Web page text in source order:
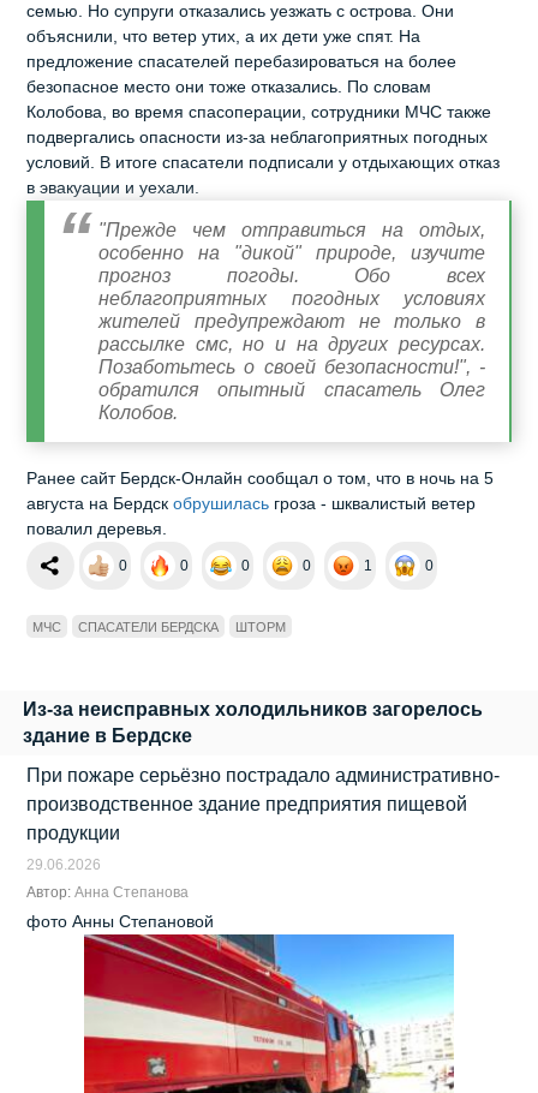
семью. Но супруги отказались уезжать с острова. Они
объяснили, что ветер утих, а их дети уже спят. На
предложение спасателей перебазироваться на более
безопасное место они тоже отказались. По словам
Колобова, во время спасоперации, сотрудники МЧС также
подвергались опасности из-за неблагоприятных погодных
условий. В итоге спасатели подписали у отдыхающих отказ
в эвакуации и уехали.
"Прежде чем отправиться на отдых,
особенно на "дикой" природе, изучите
прогноз погоды. Обо всех
неблагоприятных погодных условиях
жителей предупреждают не только в
рассылке смс, но и на других ресурсах.
Позаботьтесь о своей безопасности!", -
обратился опытный спасатель Олег
Колобов.
Ранее сайт Бердск-Онлайн сообщал о том, что в ночь на 5
августа на Бердскобрушилась гроза - шквалистый ветер
повалил деревья.
0 0 0 0 1 0
МЧС СПАСАТЕЛИ БЕРДСКА ШТОРМ
Из-за неисправных холодильников загорелось
здание в Бердске
При пожаре серьёзно пострадало административно-
производственное здание предприятия пищевой
продукции
29.06.2026
Автор:Анна Степанова
фото Анны Степановой